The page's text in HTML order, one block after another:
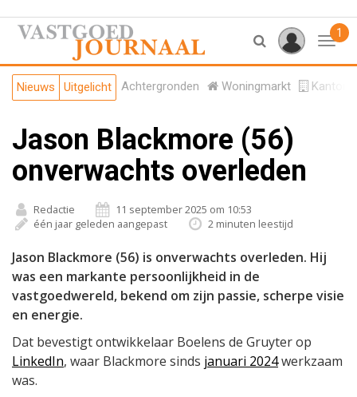
1
Nieuws Uitgelicht Achtergronden Woningmarkt
Jason Blackmore (56)
onverwachts overleden
Redactie
11 september 2025 om 10:53
één jaar geleden aangepast
2 minuten leestijd
Jason Blackmore (56) is onverwachts overleden. Hij
was een markante persoonlijkheid in de
vastgoedwereld, bekend om zijn passie, scherpe visie
en energie.
Dat bevestigt ontwikkelaar Boelens de Gruyter op
LinkedIn, waar Blackmore sinds januari 2024werkzaam
was.